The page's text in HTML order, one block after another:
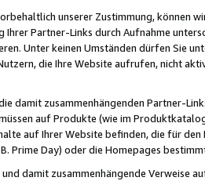
unserer Zustimmung, können
Ihrer Partner-Links durch Aufnahme
Unter keinen Umständen dürfen Sie
die Ihre Website aufrufen, nicht
damit zusammenhängenden Partner-
auf Produkte (wie im
auf Ihrer Website befinden, die für
Prime Day) oder die Homepages
und damit zusammenhängende